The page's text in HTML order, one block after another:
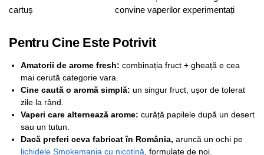
cartuș
convine vaperilor experimentați
Pentru Cine Este Potrivit
Amatorii de arome fresh: combinația fruct + gheață e cea
mai cerută categorie vara.
Cine caută o aromă simplă: un singur fruct, ușor de tolerat
zile la rând.
Vaperi care alternează arome: curăță papilele după un desert
sau un tutun.
Dacă preferi ceva fabricat în România, aruncă un ochi pe
lichidele Smokemania cu nicotină , formulate de noi.